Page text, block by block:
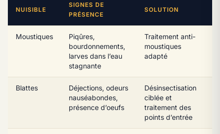
NUISIBLE
SIGNES DE
PRÉSENCE
SOLUTION
Moustiques
Piqûres,
bourdonnements,
larves dans l’eau
stagnante
Traitement anti-
moustiques
adapté
Blattes
Déjections, odeurs
nauséabondes,
présence d’oeufs
Désinsectisation
ciblée et
traitement des
points d’entrée